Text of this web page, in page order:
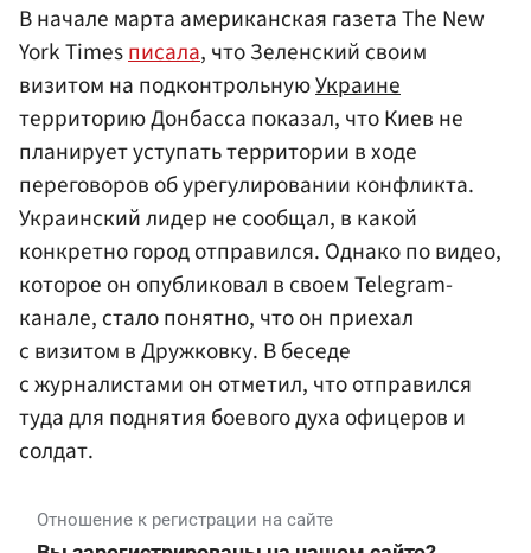
В начале марта американская газета The New
York Timesписала, что Зеленский своим
визитом на подконтрольнуюУкраине
территорию Донбасса показал, что Киев не
планирует уступать территории в ходе
переговоров об урегулировании конфликта.
Украинский лидер не сообщал, в какой
конкретно город отправился. Однако по видео,
которое он опубликовал в своем Telegram-
канале, стало понятно, что он приехал
с визитом в Дружковку. В беседе
с журналистами он отметил, что отправился
туда для поднятия боевого духа офицеров и
солдат.